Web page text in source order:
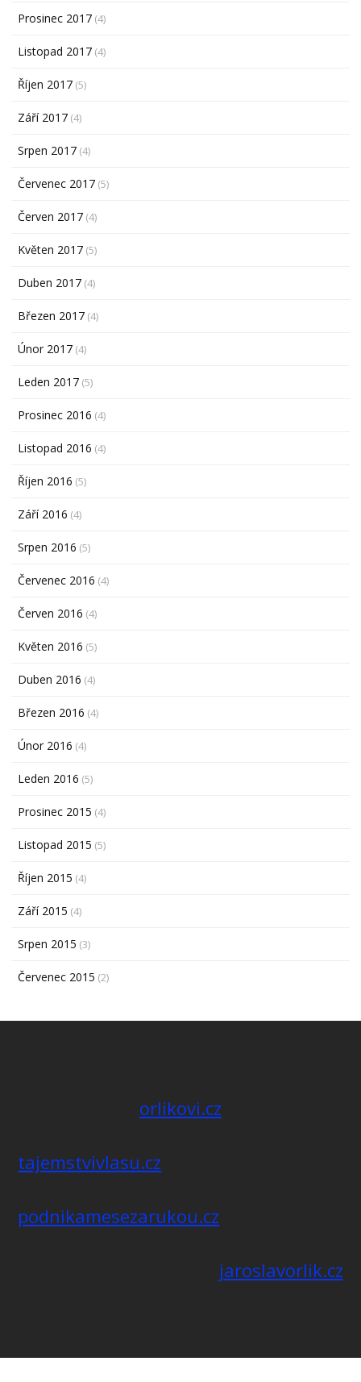
Prosinec 2017 (4)
Listopad 2017 (4)
Říjen 2017 (5)
Září 2017 (4)
Srpen 2017 (4)
Červenec 2017 (5)
Červen 2017 (4)
Květen 2017 (5)
Duben 2017 (4)
Březen 2017 (4)
Únor 2017 (4)
Leden 2017 (5)
Prosinec 2016 (4)
Listopad 2016 (4)
Říjen 2016 (5)
Září 2016 (4)
Srpen 2016 (5)
Červenec 2016 (4)
Červen 2016 (4)
Květen 2016 (5)
Duben 2016 (4)
Březen 2016 (4)
Únor 2016 (4)
Leden 2016 (5)
Prosinec 2015 (4)
Listopad 2015 (5)
Říjen 2015 (4)
Září 2015 (4)
Srpen 2015 (3)
Červenec 2015 (2)
orlikovi.cz
tajemstvivlasu.cz
podnikamesezarukou.cz
jaroslavorlik.cz